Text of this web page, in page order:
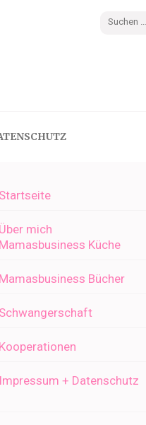
Startseite
Über mich
Mamasbusiness Küche
Mamasbusiness Bücher
Schwangerschaft
Kooperationen
Impressum + Datenschutz